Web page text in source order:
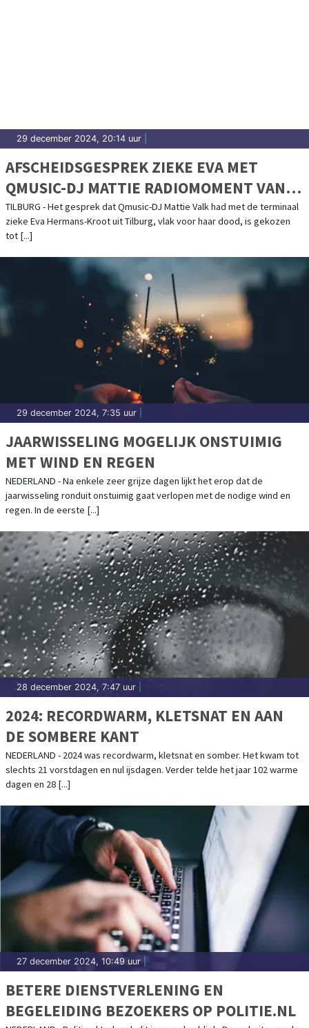
29 december 2024, 20:14 uur
AFSCHEIDSGESPREK ZIEKE EVA MET
QMUSIC-DJ MATTIE RADIOMOMENT VAN
2024
TILBURG - Het gesprek dat Qmusic-DJ Mattie Valk had met de terminaal
zieke Eva Hermans-Kroot uit Tilburg, vlak voor haar dood, is gekozen
tot [...]
29 december 2024, 7:35 uur
JAARWISSELING MOGELIJK ONSTUIMIG
MET WIND EN REGEN
NEDERLAND - Na enkele zeer grijze dagen lijkt het erop dat de
jaarwisseling ronduit onstuimig gaat verlopen met de nodige wind en
regen. In de eerste [...]
28 december 2024, 7:47 uur
2024: RECORDWARM, KLETSNAT EN AAN
DE SOMBERE KANT
NEDERLAND - 2024 was recordwarm, kletsnat en somber. Het kwam tot
slechts 21 vorstdagen en nul ijsdagen. Verder telde het jaar 102 warme
dagen en 28 [...]
27 december 2024, 10:49 uur
BETERE DIENSTVERLENING EN
BEGELEIDING BEZOEKERS OP POLITIE.NL